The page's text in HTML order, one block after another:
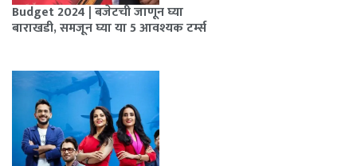
Budget 2024 | बजेटची जाणून घ्या
बाराखडी, समजून घ्या या 5 आवश्यक टर्म्स